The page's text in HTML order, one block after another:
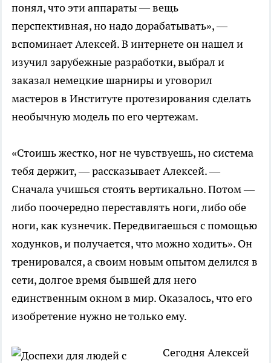
понял, что эти аппараты — вещь
перспективная, но надо дорабатывать», —
вспоминает Алексей. В интернете он нашел и
изучил зарубежные разработки, выбрал и
заказал немецкие шарниры и уговорил
мастеров в Институте протезирования сделать
необычную модель по его чертежам.
«Стоишь жестко, ног не чувствуешь, но система
тебя держит, — рассказывает Алексей. —
Сначала учишься стоять вертикально. Потом —
либо поочередно переставлять ноги, либо обе
ноги, как кузнечик. Передвигаешься с помощью
ходунков, и получается, что можно ходить». Он
тренировался, а своим новым опытом делился в
сети, долгое время бывшей для него
единственным окном в мир. Оказалось, что его
изобретение нужно не только ему.
Сегодня Алексей